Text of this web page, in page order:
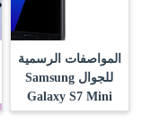
المواصفات الرسمية
للجوال Samsung
Galaxy S7 Mini